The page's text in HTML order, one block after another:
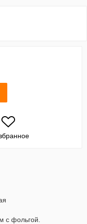
с фольгой.